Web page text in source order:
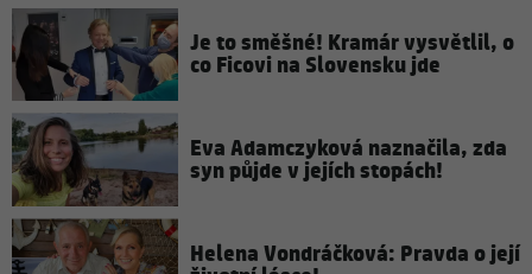
Je to směšné! Kramár vysvětlil, o
co Ficovi na Slovensku jde
Eva Adamczyková naznačila, zda
syn půjde v jejích stopách!
Helena Vondráčková: Pravda o její